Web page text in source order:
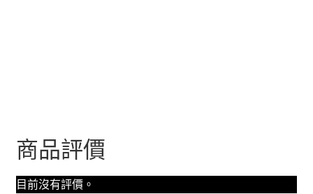
商品評價
目前沒有評價。